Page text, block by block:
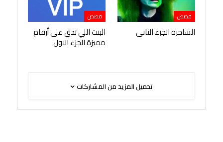
قصص
الساحرة الجزء الثانى
قصص
البنت اللي تدق على أرقام
مميزة الجزء الاول
تحميل المزيد من المشاركات